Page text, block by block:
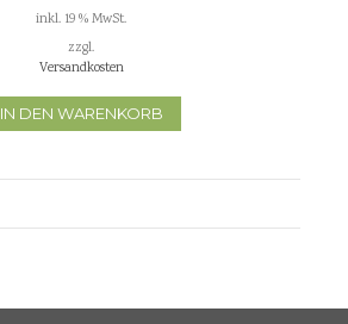
inkl. 19 % MwSt.
zzgl.
Versandkosten
IN DEN WARENKORB